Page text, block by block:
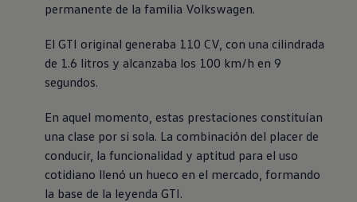
permanente de la familia Volkswagen.
El GTI original generaba 110 CV, con una cilindrada
de 1.6 litros y alcanzaba los 100 km/h en 9
segundos.
En aquel momento, estas prestaciones constituían
una clase por si sola. La combinación del placer de
conducir, la funcionalidad y aptitud para el uso
cotidiano llenó un hueco en el mercado, formando
la base de la leyenda GTI.